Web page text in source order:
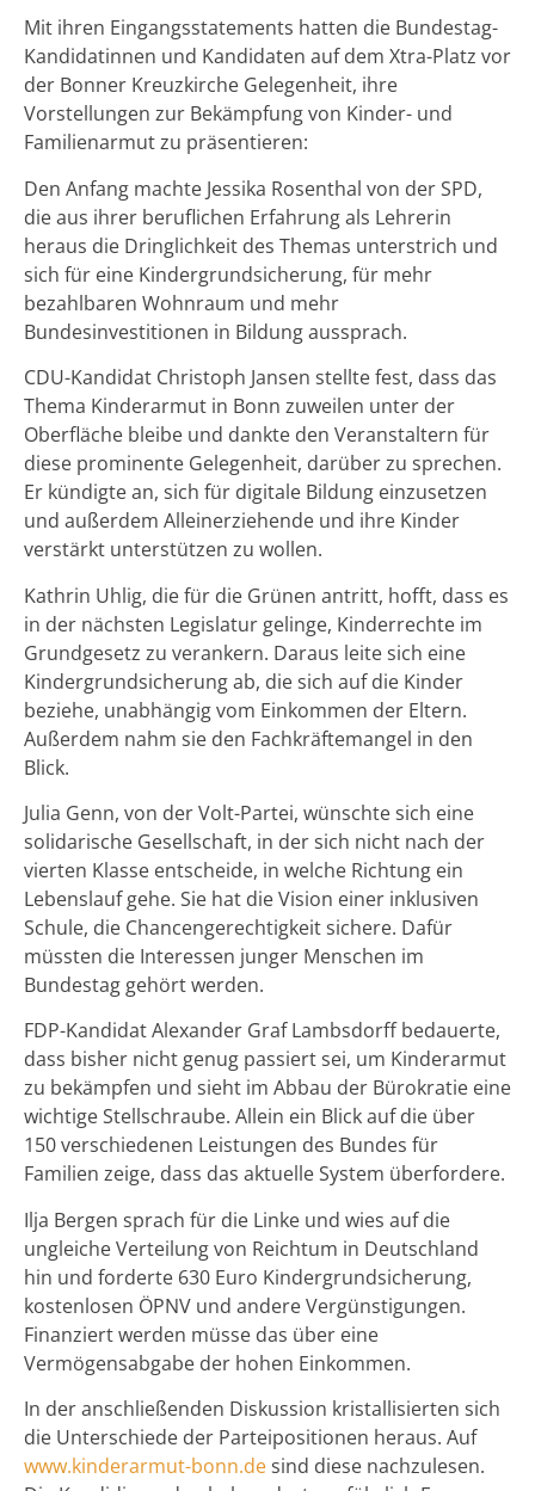
Mit ihren Eingangsstatements hatten die Bundestag-
Kandidatinnen und Kandidaten auf dem Xtra-Platz vor
der Bonner Kreuzkirche Gelegenheit, ihre
Vorstellungen zur Bekämpfung von Kinder- und
Familienarmut zu präsentieren:
Den Anfang machte Jessika Rosenthal von der SPD,
die aus ihrer beruflichen Erfahrung als Lehrerin
heraus die Dringlichkeit des Themas unterstrich und
sich für eine Kindergrundsicherung, für mehr
bezahlbaren Wohnraum und mehr
Bundesinvestitionen in Bildung aussprach.
CDU-Kandidat Christoph Jansen stellte fest, dass das
Thema Kinderarmut in Bonn zuweilen unter der
Oberfläche bleibe und dankte den Veranstaltern für
diese prominente Gelegenheit, darüber zu sprechen.
Er kündigte an, sich für digitale Bildung einzusetzen
und außerdem Alleinerziehende und ihre Kinder
verstärkt unterstützen zu wollen.
Kathrin Uhlig, die für die Grünen antritt, hofft, dass es
in der nächsten Legislatur gelinge, Kinderrechte im
Grundgesetz zu verankern. Daraus leite sich eine
Kindergrundsicherung ab, die sich auf die Kinder
beziehe, unabhängig vom Einkommen der Eltern.
Außerdem nahm sie den Fachkräftemangel in den
Blick.
Julia Genn, von der Volt-Partei, wünschte sich eine
solidarische Gesellschaft, in der sich nicht nach der
vierten Klasse entscheide, in welche Richtung ein
Lebenslauf gehe. Sie hat die Vision einer inklusiven
Schule, die Chancengerechtigkeit sichere. Dafür
müssten die Interessen junger Menschen im
Bundestag gehört werden.
FDP-Kandidat Alexander Graf Lambsdorff bedauerte,
dass bisher nicht genug passiert sei, um Kinderarmut
zu bekämpfen und sieht im Abbau der Bürokratie eine
wichtige Stellschraube. Allein ein Blick auf die über
150 verschiedenen Leistungen des Bundes für
Familien zeige, dass das aktuelle System überfordere.
Ilja Bergen sprach für die Linke und wies auf die
ungleiche Verteilung von Reichtum in Deutschland
hin und forderte 630 Euro Kindergrundsicherung,
kostenlosen ÖPNV und andere Vergünstigungen.
Finanziert werden müsse das über eine
Vermögensabgabe der hohen Einkommen.
In der anschließenden Diskussion kristallisierten sich
die Unterschiede der Parteipositionen heraus. Auf
www.kinderarmut-bonn.desind diese nachzulesen.